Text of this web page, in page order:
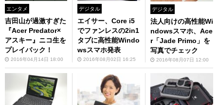
エンタメ
吉田山が過激すぎた
『Acer Predator×
アスキー』ニコ生を
プレイバック！
2016年04月14日 18:00
デジタル
エイサー、Core i5
でファンレスの2in1
タブに高性能Windo
wsスマホ発表
2016年08月02日 16:25
デジタル
法人向けの高性能Wi
ndowsスマホ、Ace
r「Jade Primo」を
写真でチェック
2016年08月07日 12:00